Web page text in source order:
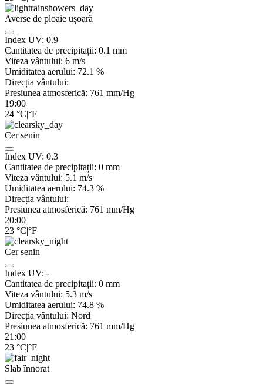
Averse de ploaie ușoară
Index UV: 0.9
Cantitatea de precipitații: 0.1 mm
Viteza vântului: 6 m/s
Umiditatea aerului: 72.1 %
Direcția vântului:
Presiunea atmosferică: 761 mm/Hg
19:00
24 °C|°F
Cer senin
Index UV: 0.3
Cantitatea de precipitații: 0 mm
Viteza vântului: 5.1 m/s
Umiditatea aerului: 74.3 %
Direcția vântului:
Presiunea atmosferică: 761 mm/Hg
20:00
23 °C|°F
Cer senin
Index UV: -
Cantitatea de precipitații: 0 mm
Viteza vântului: 5.3 m/s
Umiditatea aerului: 74.8 %
Direcția vântului: Nord
Presiunea atmosferică: 761 mm/Hg
21:00
23 °C|°F
Slab înnorat